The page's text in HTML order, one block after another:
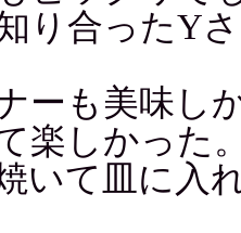
り合ったY
ーも美味し
楽しかった
いて皿に入